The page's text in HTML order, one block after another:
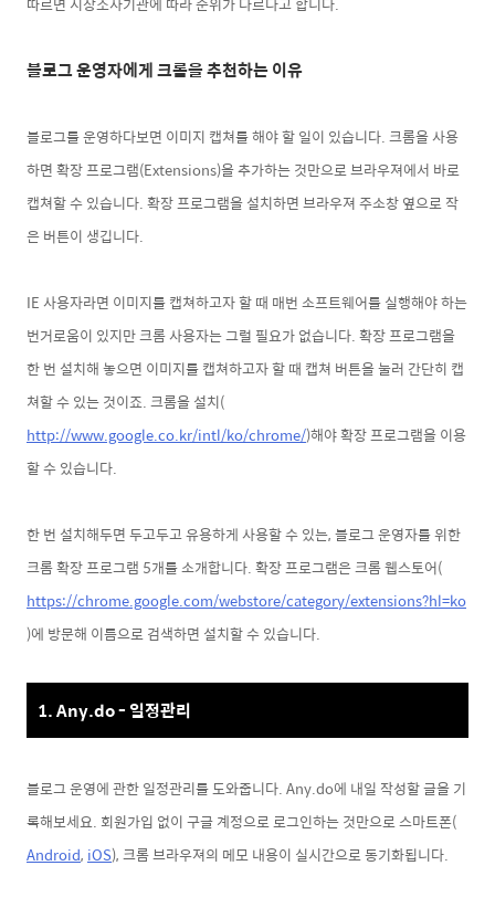
블로그 운영자에게 크롬을 추천하는 이유
블로그를 운영하다보면 이미지 캡쳐를 해야 할 일이 있습니다. 크롬을 사용
하면 확장 프로그램(Extensions)을 추가하는 것만으로 브라우져에서 바로
캡쳐할 수 있습니다. 확장 프로그램을 설치하면 브라우져 주소창 옆으로 작
은 버튼이 생깁니다.
IE 사용자라면 이미지를 캡쳐하고자 할 때 매번 소프트웨어를 실행해야 하는
번거로움이 있지만 크롬 사용자는 그럴 필요가 없습니다. 확장 프로그램을
한 번 설치해 놓으면 이미지를 캡쳐하고자 할 때 캡쳐 버튼을 눌러 간단히 캡
쳐할 수 있는 것이죠. 크롬을 설치(
http://www.google.co.kr/intl/ko/chrome/)해야 확장 프로그램을 이용
할 수 있습니다.
한 번 설치해두면 두고두고 유용하게 사용할 수 있는, 블로그 운영자를 위한
크롬 확장 프로그램 5개를 소개합니다. 확장 프로그램은 크롬 웹스토어(
https://chrome.google.com/webstore/category/extensions?hl=ko
)에 방문해 이름으로 검색하면 설치할 수 있습니다.
1. Any.do - 일정관리
블로그 운영에 관한 일정관리를 도와줍니다. Any.do에 내일 작성할 글을 기
록해보세요. 회원가입 없이 구글 계정으로 로그인하는 것만으로 스마트폰(
Android, iOS), 크롬 브라우져의 메모 내용이 실시간으로 동기화됩니다.